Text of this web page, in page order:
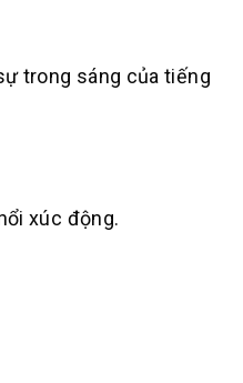
trong sáng của tiếng
xúc động.